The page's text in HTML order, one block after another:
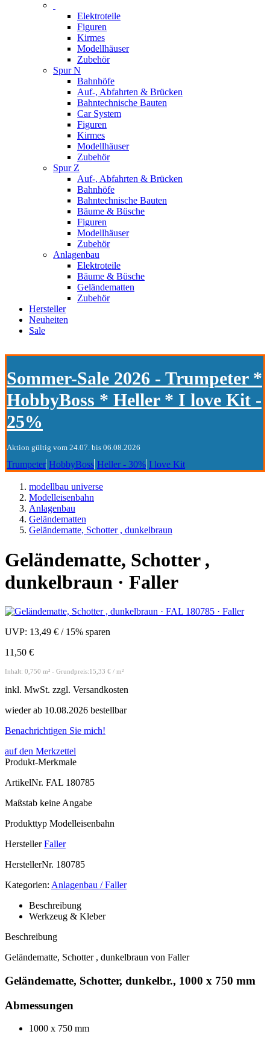
Elektroteile
Figuren
Kirmes
Modellhäuser
Zubehör
Spur N
Bahnhöfe
Auf-, Abfahrten & Brücken
Bahntechnische Bauten
Car System
Figuren
Kirmes
Modellhäuser
Zubehör
Spur Z
Auf-, Abfahrten & Brücken
Bahnhöfe
Bahntechnische Bauten
Bäume & Büsche
Figuren
Modellhäuser
Zubehör
Anlagenbau
Elektroteile
Bäume & Büsche
Geländematten
Zubehör
Hersteller
Neuheiten
Sale
Sommer-Sale 2026 - Trumpeter *
HobbyBoss * Heller * I love Kit -
25%
Aktion gültig vom 24.07. bis 06.08.2026
Trumpeter HobbyBoss Heller - 30% I love Kit
modellbau universe
Modelleisenbahn
Anlagenbau
Geländematten
Geländematte, Schotter , dunkelbraun
Geländematte, Schotter ,
dunkelbraun · Faller
UVP: 13,49 € / 15% sparen
11,50 €
Inhalt: 0,750 m² - Grundpreis:15,33 € / m²
inkl. MwSt. zzgl. Versandkosten
wieder ab 10.08.2026 bestellbar
Benachrichtigen Sie mich!
auf den Merkzettel
Produkt-Merkmale
ArtikelNr. FAL 180785
Maßstab keine Angabe
Produkttyp Modelleisenbahn
Hersteller Faller
HerstellerNr. 180785
Kategorien: Anlagenbau / Faller
Beschreibung
Werkzeug & Kleber
Beschreibung
Geländematte, Schotter , dunkelbraun von Faller
Geländematte, Schotter, dunkelbr., 1000 x 750 mm
Abmessungen
1000 x 750 mm